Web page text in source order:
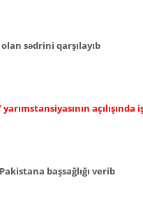
sədrini qarşılayıb
açılışında
başsağlığı verib